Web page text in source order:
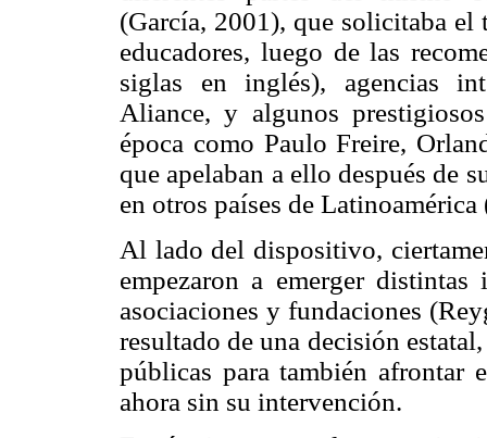
(García, 2001), que solicitaba
educadores, luego de las
siglas en inglés), agencias
Aliance, y algunos
época como Paulo Freire,
que apelaban a ello después de
en otros países de
Al lado del dispositivo,
empezaron a emerger
asociaciones y fundaciones
resultado de una decisión
públicas para también afrontar
ahora sin su intervención.